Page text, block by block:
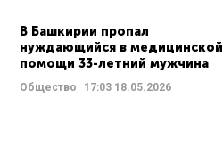
В Башкирии пропал
нуждающийся в медицинской
помощи 33-летний мужчина
Общество 17:03 18.05.2026